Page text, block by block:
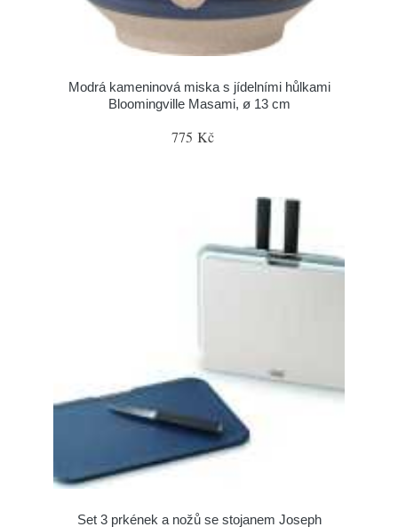
Modrá kameninová miska s jídelními hůlkami
Bloomingville Masami, ø 13 cm
775 Kč
Set 3 prkének a nožů se stojanem Joseph